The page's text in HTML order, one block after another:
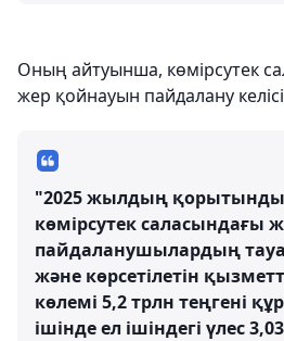
Оның айтуынша, көмірсутек
жер қойнауын пайдалану
"2025 жылдың
көмірсутек саласындағы
пайдаланушылардың
және көрсетілетін
көлемі 5,2 трлн теңгені
ішінде ел ішіндегі үлес